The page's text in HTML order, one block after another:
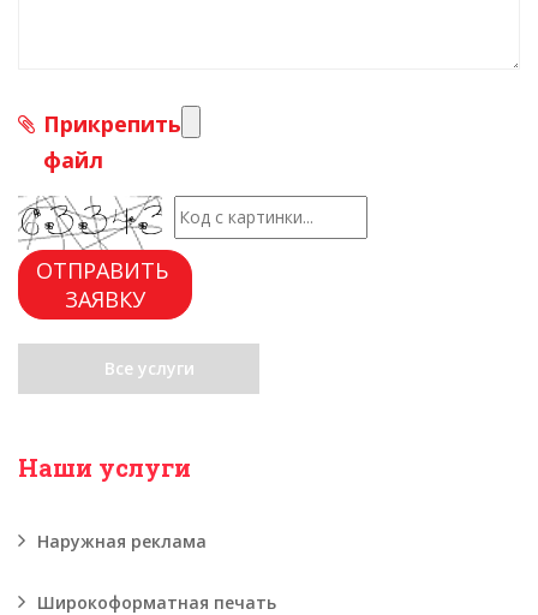
Прикрепить
файл
ОТПРАВИТЬ
ЗАЯВКУ
Все услуги
Наши услуги
Наружная реклама
Широкоформатная печать